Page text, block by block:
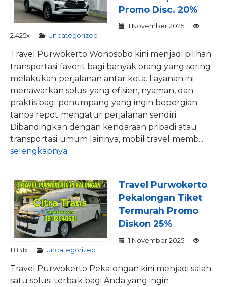
Promo Disc. 20%
1 November 2025
2.425x
Uncategorized
Travel Purwokerto Wonosobo kini menjadi pilihan
transportasi favorit bagi banyak orang yang sering
melakukan perjalanan antar kota. Layanan ini
menawarkan solusi yang efisien, nyaman, dan
praktis bagi penumpang yang ingin bepergian
tanpa repot mengatur perjalanan sendiri.
Dibandingkan dengan kendaraan pribadi atau
transportasi umum lainnya, mobil travel memb...
selengkapnya
Travel Purwokerto
Pekalongan Tiket
Termurah Promo
Diskon 25%
1 November 2025
1.831x
Uncategorized
Travel Purwokerto Pekalongan kini menjadi salah
satu solusi terbaik bagi Anda yang ingin